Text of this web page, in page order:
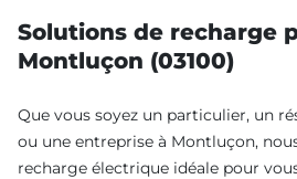
Solutions de recharge
Montluçon (03100)
Que vous soyez un particulier, un
ou une entreprise à Montluçon,
recharge électrique idéale pour